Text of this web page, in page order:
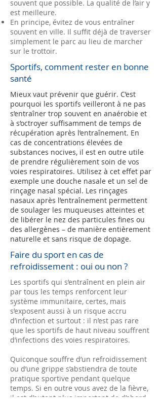
souvent que possible. La qualité de l’air y
est meilleure.
En principe, évitez de vous entraîner
souvent en ville. Il suffit déjà de traverser
simplement le parc au lieu de marcher
sur le trottoir.
Sportifs, comment rester en bonne
santé
Mieux vaut prévenir que guérir. C’est
pourquoi les sportifs veilleront à ne pas
s’entraîner trop souvent en anaérobie et
à s’octroyer suffisamment de temps de
récupération après l’entraînement. En
cas de concentrations élevées de
substances nocives, il est en outre utile
de prendre régulièrement soin de vos
voies respiratoires. Utilisez à cet effet par
exemple une douche nasale et un sel de
rinçage nasal spécial. Les rinçages
nasaux après l’entraînement permettent
de soulager les muqueuses atteintes et
de libérer le nez des particules fines ou
des allergènes – de manière entièrement
naturelle et sans risque de dopage.
Faire du sport en cas de
refroidissement : oui ou non ?
Les sportifs qui s’entraînent en plein air
par tous les temps renforcent leur
système immunitaire, certes, mais
s’exposent aussi à un risque accru
d’infection et surtout : il n’est pas rare
que les sportifs de haut niveau souffrent
d’infections des voies respiratoires.
Quiconque souffre d’un refroidissement
ou d’une grippe s’abstiendra de toute
pratique sportive pendant quelque
temps. Si en outre vous avez de la fièvre,
il est d’autant plus important de d’abord